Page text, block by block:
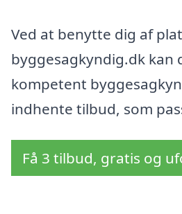
Ved at benytte dig af
byggesagkyndig.dk kan
kompetent
indhente tilbud, som
Få 3 tilbud, gratis og